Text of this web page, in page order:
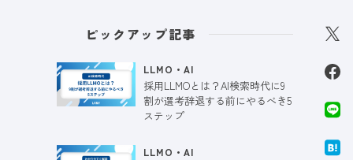
ピックアップ記事
LLMO・AI
採用LLMOとは？AI検索時代に9
割が選考辞退する前にやるべき5
ステップ
LLMO・AI